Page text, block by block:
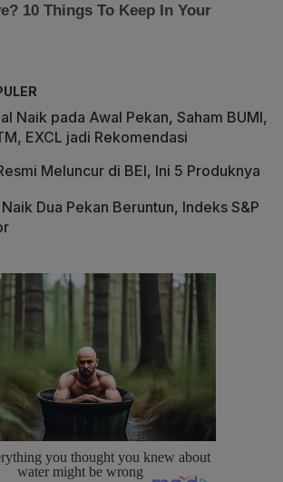
Naik pada Awal Pekan, Saham BUMI,
EXCL jadi Rekomendasi
Meluncur di BEI, Ini 5 Produknya
Dua Pekan Beruntun, Indeks S&P